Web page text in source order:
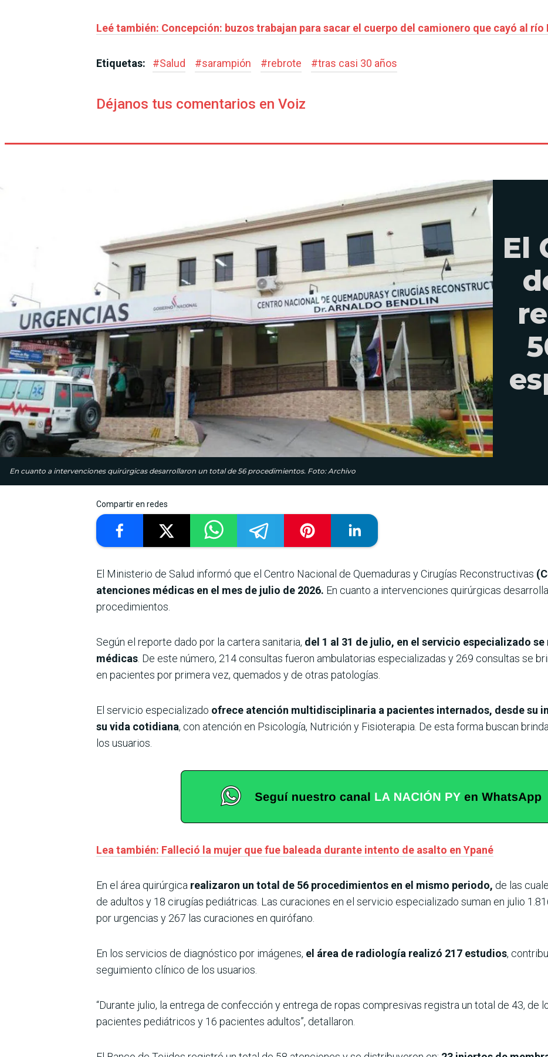
Leé también: Concepción: buzos trabajan para sacar el cuerpo del camionero que cayó al río
Etiquetas: #Salud #sarampión #rebrote #tras casi 30 años
Déjanos tus comentarios en Voiz
En cuanto a intervenciones quirúrgicas desarrollaron un total de 56 procedimientos. Foto: Archivo
El
Compartir en redes
El Ministerio de Salud informó que el Centro Nacional de Quemaduras y Cirugías Reconstructivas
atenciones médicas en el mes de julio de 2026. En cuanto a intervenciones quirúrgicas
procedimientos.
Según el reporte dado por la cartera sanitaria, del 1 al 31 de julio, en el servicio especializado
médicas. De este número, 214 consultas fueron ambulatorias especializadas y 269 consultas se
en pacientes por primera vez, quemados y de otras patologías.
El servicio especializado ofrece atención multidisciplinaria a pacientes internados, desde su
su vida cotidiana, con atención en Psicología, Nutrición y Fisioterapia. De esta forma buscan
los usuarios.
Lea también: Falleció la mujer que fue baleada durante intento de asalto en Ypané
En el área quirúrgica realizaron un total de 56 procedimientos en el mismo periodo, de las
de adultos y 18 cirugías pediátricas. Las curaciones en el servicio especializado suman en julio
por urgencias y 267 las curaciones en quirófano.
En los servicios de diagnóstico por imágenes, el área de radiología realizó 217 estudios,
seguimiento clínico de los usuarios.
“Durante julio, la entrega de confección y entrega de ropas compresivas registra un total de 43, de
pacientes pediátricos y 16 pacientes adultos”, detallaron.